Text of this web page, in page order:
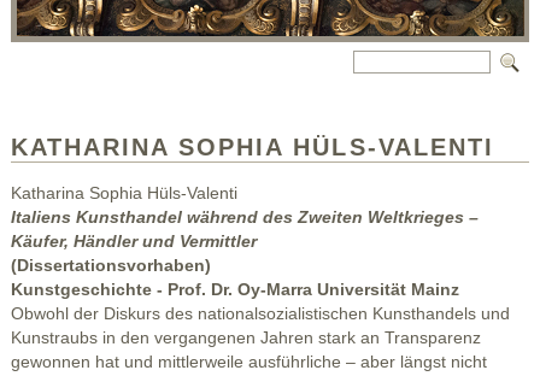
KATHARINA SOPHIA HÜLS-VALENTI
Katharina Sophia Hüls-Valenti
Italiens Kunsthandel während des Zweiten Weltkrieges –
Käufer, Händler und Vermittler
(Dissertationsvorhaben)
Kunstgeschichte - Prof. Dr. Oy-Marra Universität Mainz
Obwohl der Diskurs des nationalsozialistischen Kunsthandels und
Kunstraubs in den vergangenen Jahren stark an Transparenz
gewonnen hat und mittlerweile ausführliche – aber längst nicht